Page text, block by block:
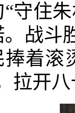
“守住
。战斗
捧着滚
拉开